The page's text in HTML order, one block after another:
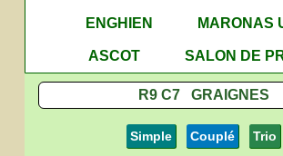
ENGHIEN
MARONAS
ASCOT
SALON DE
R9 C7 GRAIGNES
Simple Couplé Trio